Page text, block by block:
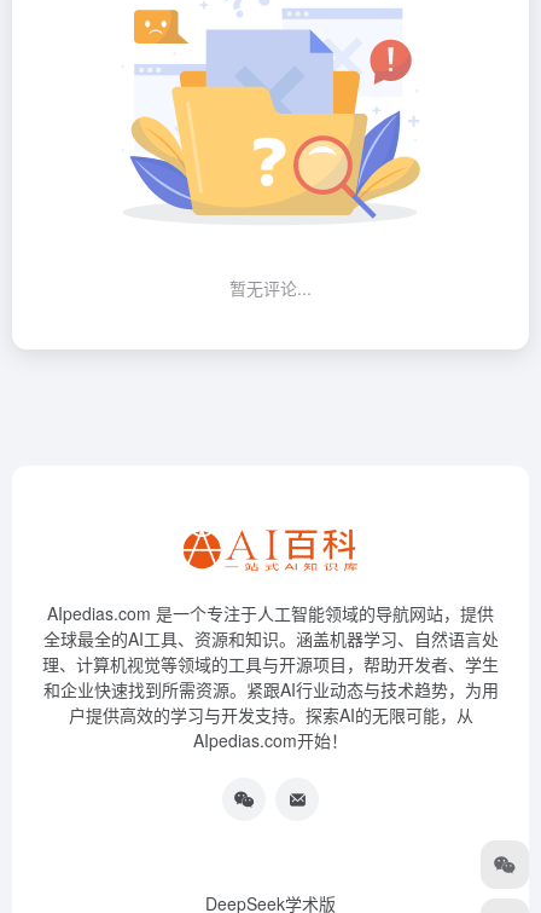
暂无评论...
AIpedias.com 是一个专注于人工智能领域的导航网站，提供
全球最全的AI工具、资源和知识。涵盖机器学习、自然语言处
理、计算机视觉等领域的工具与开源项目，帮助开发者、学生
和企业快速找到所需资源。紧跟AI行业动态与技术趋势，为用
户提供高效的学习与开发支持。探索AI的无限可能，从
AIpedias.com开始！
DeepSeek学术版